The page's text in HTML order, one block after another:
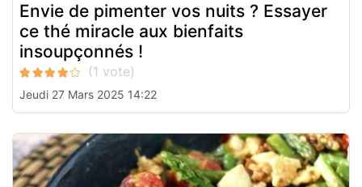
Envie de pimenter vos nuits ? Essayer
ce thé miracle aux bienfaits
insoupçonnés !
Jeudi 27 Mars 2025 14:22